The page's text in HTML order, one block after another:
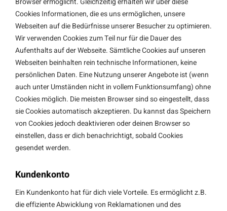
Cookies Informationen, die es uns ermöglichen, unsere
Webseiten auf die Bedürfnisse unserer Besucher zu optimieren.
Wir verwenden Cookies zum Teil nur für die Dauer des
Aufenthalts auf der Webseite. Sämtliche Cookies auf unseren
Webseiten beinhalten rein technische Informationen, keine
persönlichen Daten. Eine Nutzung unserer Angebote ist (wenn
auch unter Umständen nicht in vollem Funktionsumfang) ohne
Cookies möglich. Die meisten Browser sind so eingestellt, dass
sie Cookies automatisch akzeptieren. Du kannst das Speichern
von Cookies jedoch deaktivieren oder deinen Browser so
einstellen, dass er dich benachrichtigt, sobald Cookies
gesendet werden.
Kundenkonto
Ein Kundenkonto hat für dich viele Vorteile. Es ermöglicht z.B.
die effiziente Abwicklung von Reklamationen und des